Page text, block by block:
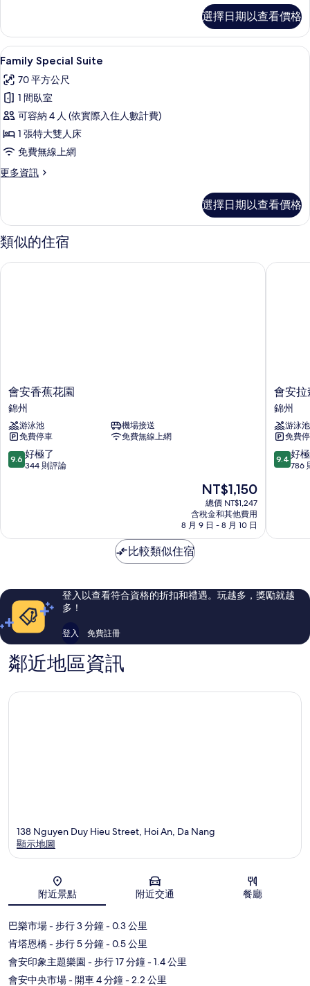
所
有
相
片
的
詳
情
市
景
觀
的
所
有
相
片
雙
床
房,
缸,
城
市
景
觀
的
詳
情
選擇日期以查看價格
顯
示
Family
Special
Suite
的
所
有
Family Special Suite | 羽絨被、迷你
7
Family Special Suite
70 平方公尺
1 間臥室
可容納 4 人 (依實際入住人數計費)
1 張特大雙人床
免費無線上網
更多資訊
更
Suite
的
詳
選擇日期以查看價格
類似的住宿
會
安
香
蕉
花
園
錦
會安香蕉花園
錦州
游泳池
機場接送
免費停車
免費無線上網
9.6
分，
極
評
論
9.6 好極了
344 則評論
現
在
價
格
為
NT$1,150
總價 NT$1,247
含稅金和其他費用
8 月 9 日 - 8 月 10 日
會安香蕉花園
會
安
拉
森
塔
精
品
會安拉
錦州
游泳池
免費
9.4
分，
極
評
論
9.4 好
786
會安拉
比較類似住宿
登入以查看符合資格的折扣和禮遇。玩越多，獎勵就越
多！
登入 免費註冊
鄰近地區資訊
地圖
138 Nguyen Duy Hieu Street, Hoi An, Da Nang
顯示地圖
附近景點 附近交通 餐廳
巴樂市場- 步行 3 分鐘- 0.3 公里
肯塔恩橋- 步行 5 分鐘- 0.5 公里
會安印象主題樂園 - 步行 17 分鐘- 1.4 公里
會安中央市場- 開車 4 分鐘- 2.2 公里